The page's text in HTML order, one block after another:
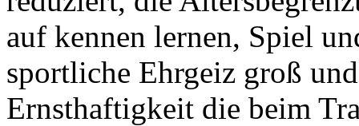
auf kennen lernen, Spiel
sportliche Ehrgeiz groß
Ernsthaftigkeit die beim